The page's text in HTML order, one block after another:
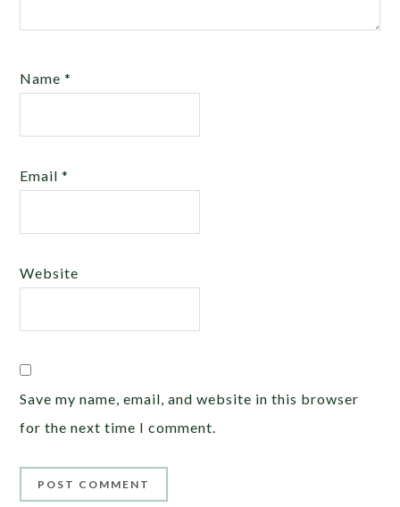
Name*
Email*
Website
Save my name, email, and website in this browser
for the next time I comment.